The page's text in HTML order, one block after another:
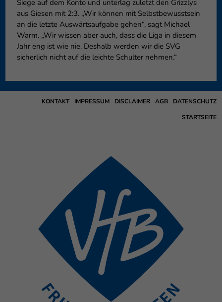
Siege auf dem Konto und unterlag zuletzt den Grizzlys
aus Giesen mit 2:3. „Wir können mit Selbstbewusstsein
an die letzte Auswärtsaufgabe gehen“, sagt Michael
Warm. „Wir wissen aber auch, dass die Liga in diesem
Jahr eng ist wie nie. Deshalb werden wir die SVG
sicherlich nicht auf die leichte Schulter nehmen.“
DATENSCHUTZ
AGB
DISCLAIMER
IMPRESSUM
KONTAKT
STARTSEITE